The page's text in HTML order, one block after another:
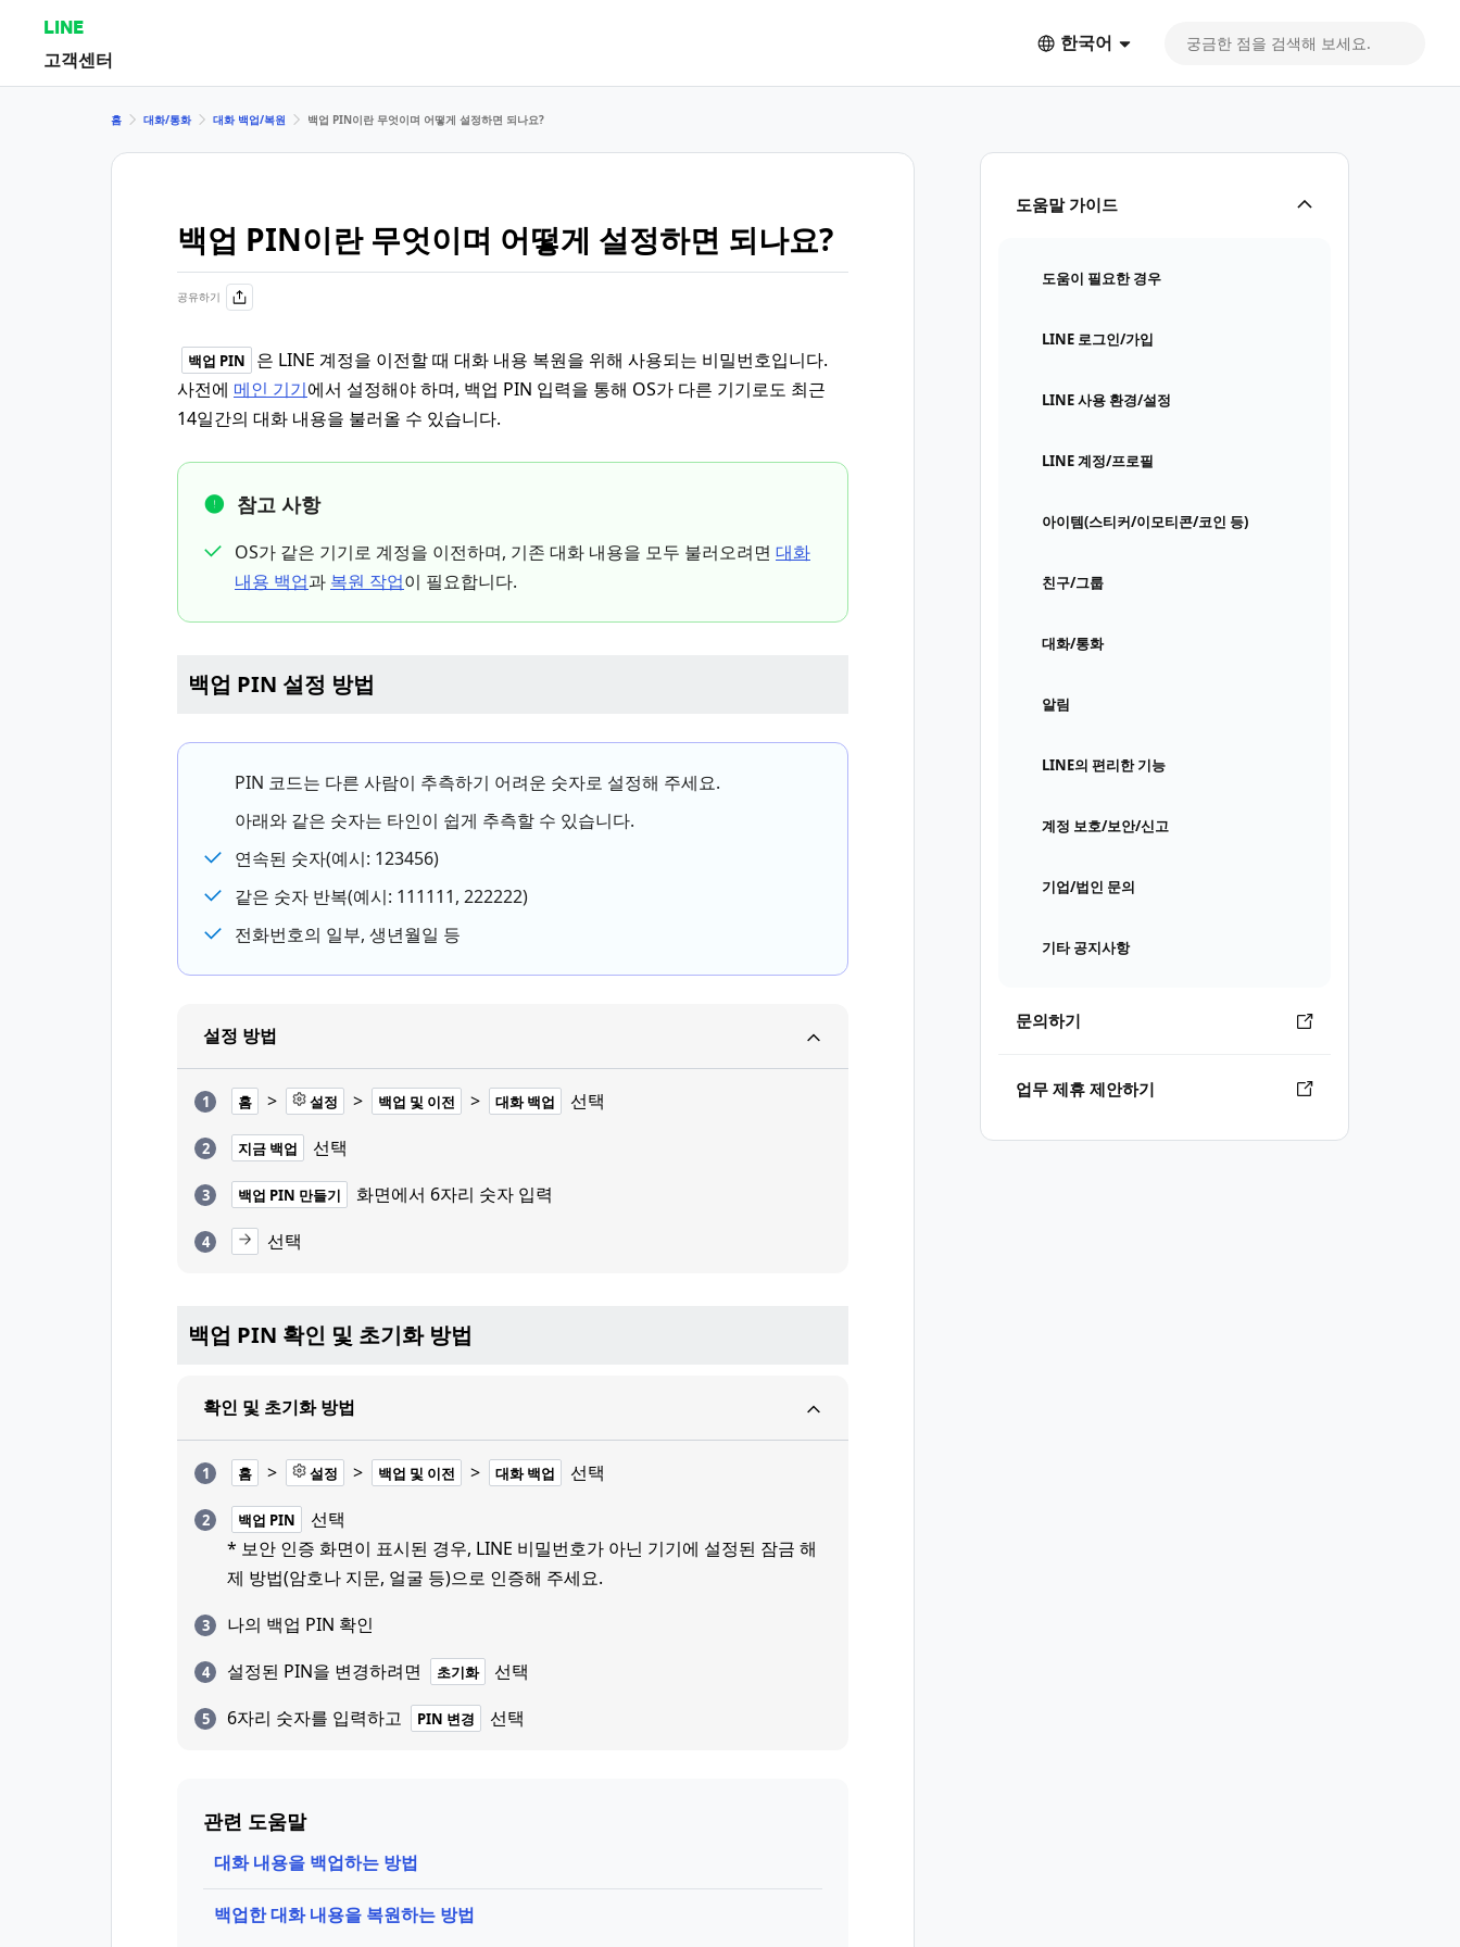
LINE
고객센터
한국어
도움말 가이드
도움이 필요한 경우
LINE 로그인/가입
LINE 사용 환경/설정
LINE 계정/프로필
아이템(스티커/이모티콘/코인 등)
친구/그룹
대화/통화
알림
LINE의 편리한 기능
계정 보호/보안/신고
기업/법인 문의
기타 공지사항
문의하기
업무 제휴 제안하기
홈 대화/통화 대화 백업/복원 백업 PIN이란 무엇이며 어떻게 설정하면 되나요?
백업 PIN이란 무엇이며 어떻게 설정하면 되나요?
공유하기
백업 PIN
은 LINE 계정을 이전할 때 대화 내용 복원을 위해 사용되는 비밀번호입니다.
사전에 메인 기기에서 설정해야 하며, 백업 PIN 입력을 통해 OS가 다른 기기로도 최근
14일간의 대화 내용을 불러올 수 있습니다.
참고 사항
OS가 같은 기기로 계정을 이전하며, 기존 대화 내용을 모두 불러오려면 대화
내용 백업과 복원 작업이 필요합니다.
백업 PIN 설정 방법
PIN 코드는 다른 사람이 추측하기 어려운 숫자로 설정해 주세요.
아래와 같은 숫자는 타인이 쉽게 추측할 수 있습니다.
연속된 숫자(예시: 123456)
같은 숫자 반복(예시: 111111, 222222)
전화번호의 일부, 생년월일 등
설정 방법
홈 > 설정 > 백업 및 이전 > 대화 백업 선택
지금 백업 선택
백업 PIN 만들기
화면에서 6자리 숫자 입력
선택
백업 PIN 확인 및 초기화 방법
확인 및 초기화 방법
홈 > 설정 > 백업 및 이전 > 대화 백업 선택
백업 PIN
선택
* 보안 인증 화면이 표시된 경우, LINE 비밀번호가 아닌 기기에 설정된 잠금 해
제 방법(암호나 지문, 얼굴 등)으로 인증해 주세요.
나의 백업 PIN 확인
설정된 PIN을 변경하려면
초기화
선택
6자리 숫자를 입력하고
PIN 변경 선택
관련 도움말
대화 내용을 백업하는 방법
백업한 대화 내용을 복원하는 방법